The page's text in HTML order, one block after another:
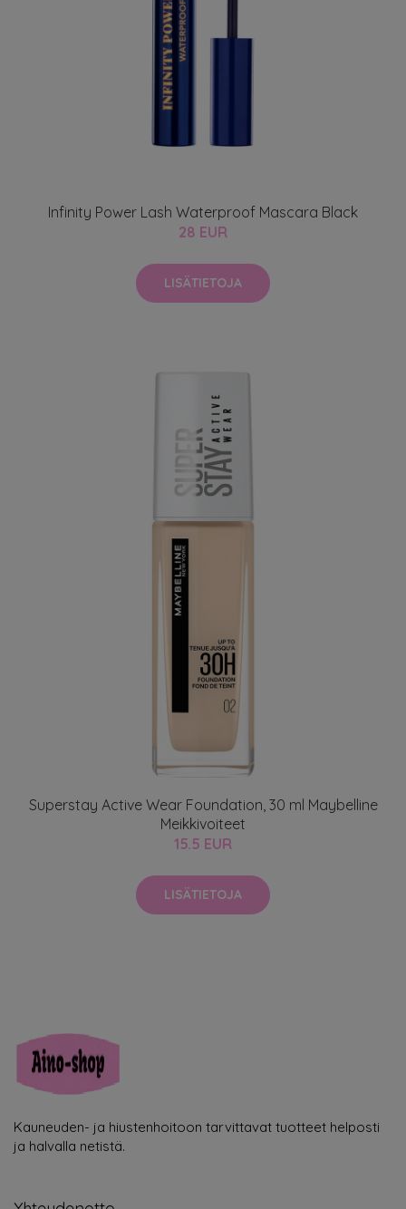
Infinity Power Lash Waterproof Mascara Black
28 EUR
LISÄTIETOJA
Superstay Active Wear Foundation, 30 ml Maybelline
Meikkivoiteet
15.5 EUR
LISÄTIETOJA
Kauneuden- ja hiustenhoitoon tarvittavat tuotteet helposti
ja halvalla netistä.